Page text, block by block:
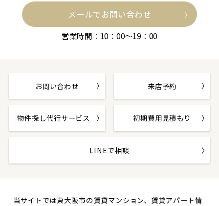
メールでお問い合わせ
営業時間：10：00～19：00
お問い合わせ 来店予約
物件探し代行サービス 初期費用見積もり
LINEで相談
当サイトでは東大阪市の賃貸マンション、賃貸アパート情